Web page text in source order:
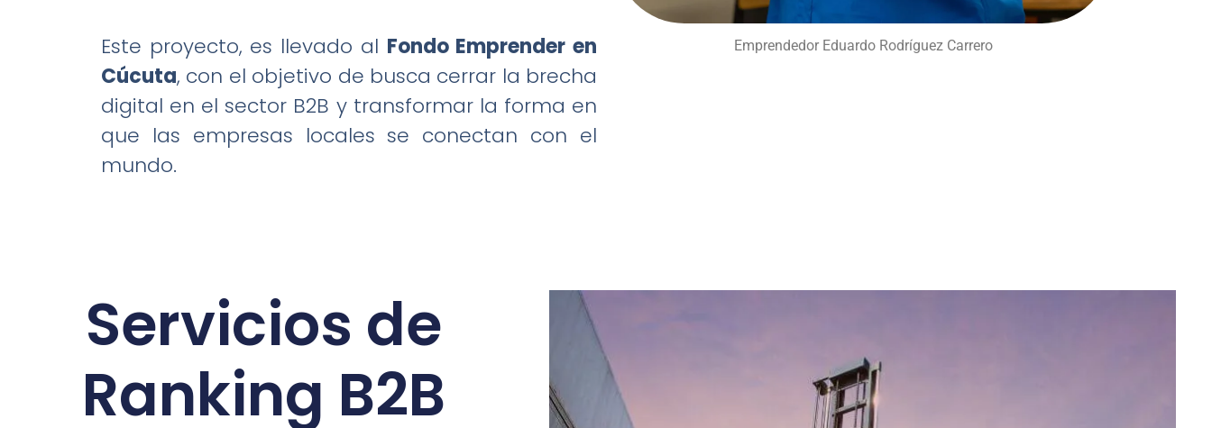
Este proyecto, es llevado al Fondo Emprender en
Cúcuta, con el objetivo de busca cerrar la brecha
digital en el sector B2B y transformar la forma en
que las empresas locales se conectan con el
mundo.
Emprendedor Eduardo Rodríguez Carrero
Servicios de
Ranking B2B